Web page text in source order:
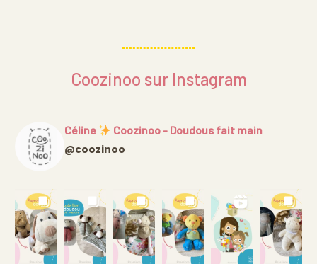
Coozinoo sur Instagram
Céline Coozinoo - Doudous fait main
@coozinoo